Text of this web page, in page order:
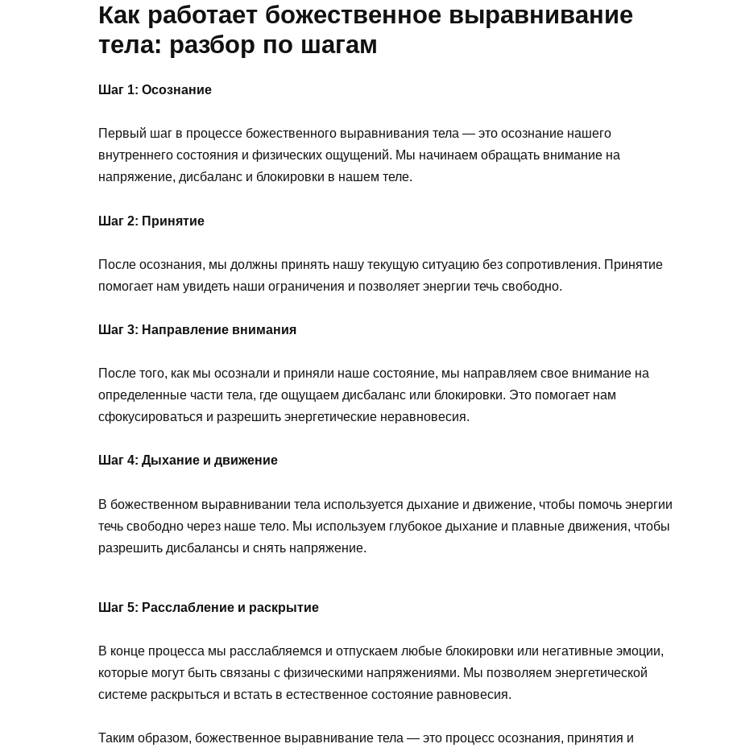
Как работает божественное выравнивание
тела: разбор по шагам
Шаг 1: Осознание
Первый шаг в процессе божественного выравнивания тела — это осознание нашего
внутреннего состояния и физических ощущений. Мы начинаем обращать внимание на
напряжение, дисбаланс и блокировки в нашем теле.
Шаг 2: Принятие
После осознания, мы должны принять нашу текущую ситуацию без сопротивления. Принятие
помогает нам увидеть наши ограничения и позволяет энергии течь свободно.
Шаг 3: Направление внимания
После того, как мы осознали и приняли наше состояние, мы направляем свое внимание на
определенные части тела, где ощущаем дисбаланс или блокировки. Это помогает нам
сфокусироваться и разрешить энергетические неравновесия.
Шаг 4: Дыхание и движение
В божественном выравнивании тела используется дыхание и движение, чтобы помочь энергии
течь свободно через наше тело. Мы используем глубокое дыхание и плавные движения, чтобы
разрешить дисбалансы и снять напряжение.
Шаг 5: Расслабление и раскрытие
В конце процесса мы расслабляемся и отпускаем любые блокировки или негативные эмоции,
которые могут быть связаны с физическими напряжениями. Мы позволяем энергетической
системе раскрыться и встать в естественное состояние равновесия.
Таким образом, божественное выравнивание тела — это процесс осознания, принятия и